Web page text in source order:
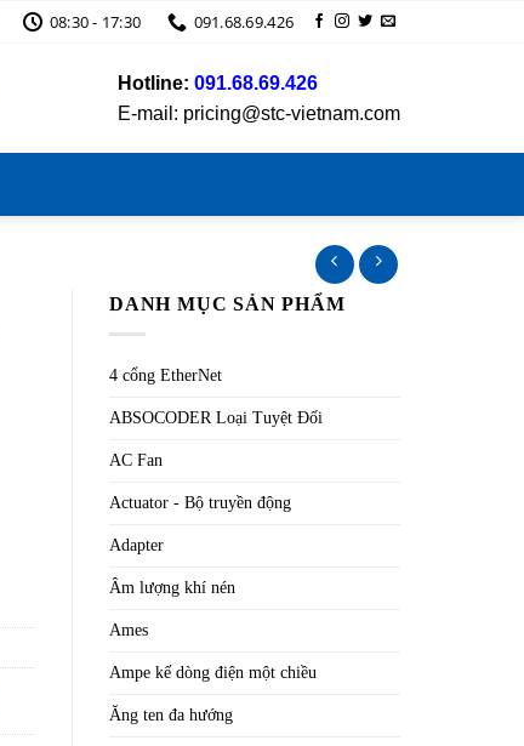
08:30 - 17:30 091.68.69.426
Hotline: 091.68.69.426
E-mail: pricing@stc-vietnam.com
DANH MỤC SẢN PHẨM
4 cổng EtherNet
ABSOCODER Loại Tuyệt Đối
AC Fan
Actuator - Bộ truyền động
Adapter
Âm lượng khí nén
Ames
Ampe kế dòng điện một chiều
Ăng ten đa hướng